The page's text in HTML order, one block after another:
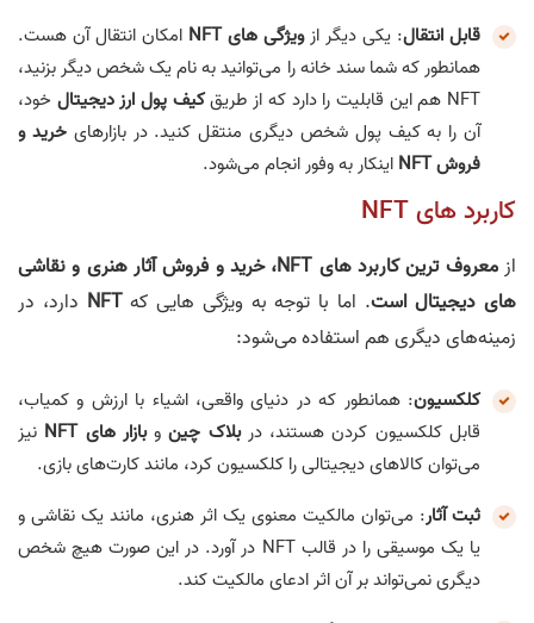
قابل انتقال: یکی دیگر ازویژگی های NFT
امکان انتقال آن هست.
همانطور که شما سند خانه را می‌توانید به نام یک شخص دیگر بزنید،
NFT هم این قابلیت را دارد که از طریق
کیف پول ارز دیجیتال خود،
آن را به کیف پول شخص دیگری منتقل کنید. در بازارهایخرید و
فروش NFT
اینکار به وفور انجام می‌شود.
کاربرد های NFT
از
معروف ترین کاربرد های NFT، خرید و فروش آثار هنری و نقاشی
های دیجیتال است. اما با توجه به ویژگی هایی کهNFT دارد، در
زمینه‌های دیگری هم استفاده می‌شود:
کلکسیون: همانطور که در دنیای واقعی، اشیاء با ارزش و کمیاب،
قابل کلکسیون کردن هستند، در بلاک چینوبازار های NFT
نیز
می‌توان کالا‌های دیجیتالی را کلکسیون کرد، مانند کارت‌های بازی.
ثبت آثار: می‌توان مالکیت معنوی یک اثر هنری، مانند یک نقاشی و
یا یک موسیقی را در قالب NFT در آورد. در این صورت هیچ شخص
دیگری نمی‌تواند بر آن اثر ادعای مالکیت کند.